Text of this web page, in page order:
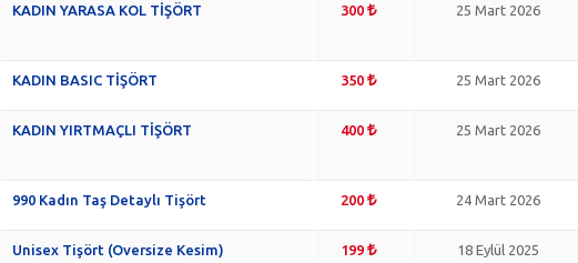
KADIN YARASA KOL TİŞÖRT 300 25 Mart 2026
KADIN BASIC TİŞÖRT 350 25 Mart 2026
KADIN YIRTMAÇLI TİŞÖRT 400 25 Mart 2026
990 Kadın Taş Detaylı Tişört 200 24 Mart 2026
Unisex Tişört (Oversize Kesim) 199 18 Eylül 2025